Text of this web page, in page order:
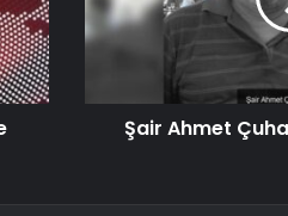
Şair Ahmet